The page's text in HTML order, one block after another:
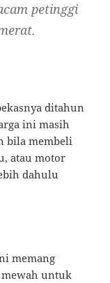
petinggi
ditahun
ini masih
bila membeli
atau motor
dahulu
memang
untuk